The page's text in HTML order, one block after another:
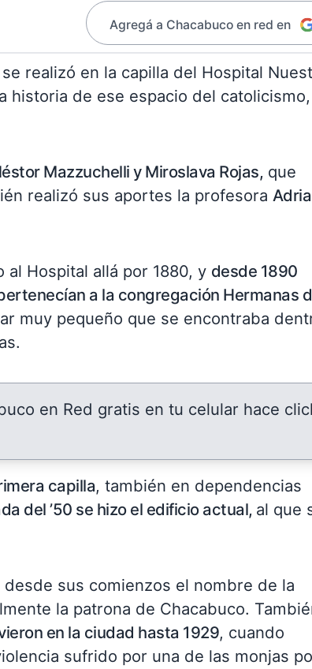
Agregá a Chacabuco en red en
realizó en la capilla del Hospital
historia de ese espacio del catolicismo,
Mazzuchelli y Miroslava Rojas, que
realizó sus aportes la profesora
Hospital allá por 1880, y desde 1890
a la congregación Hermanas
muy pequeño que se encontraba
en Red gratis en tu celular hace
capilla, también en dependencias
del ’50 se hizo el edificio actual, al que
sus comienzos el nombre de la
la patrona de Chacabuco.
en la ciudad hasta 1929, cuando
sufrido por una de las monjas